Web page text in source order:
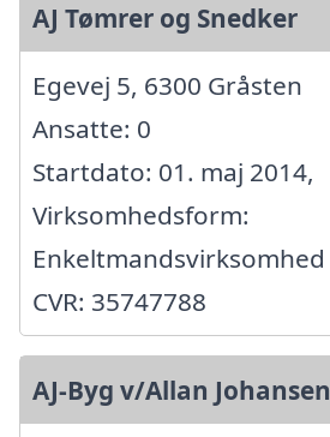
AJ Tømrer og Snedker
Egevej 5, 6300 Gråsten
Ansatte: 0
Startdato: 01. maj 2014,
Virksomhedsform:
Enkeltmandsvirksomhed
CVR: 35747788
AJ-Byg v/Allan Johansen